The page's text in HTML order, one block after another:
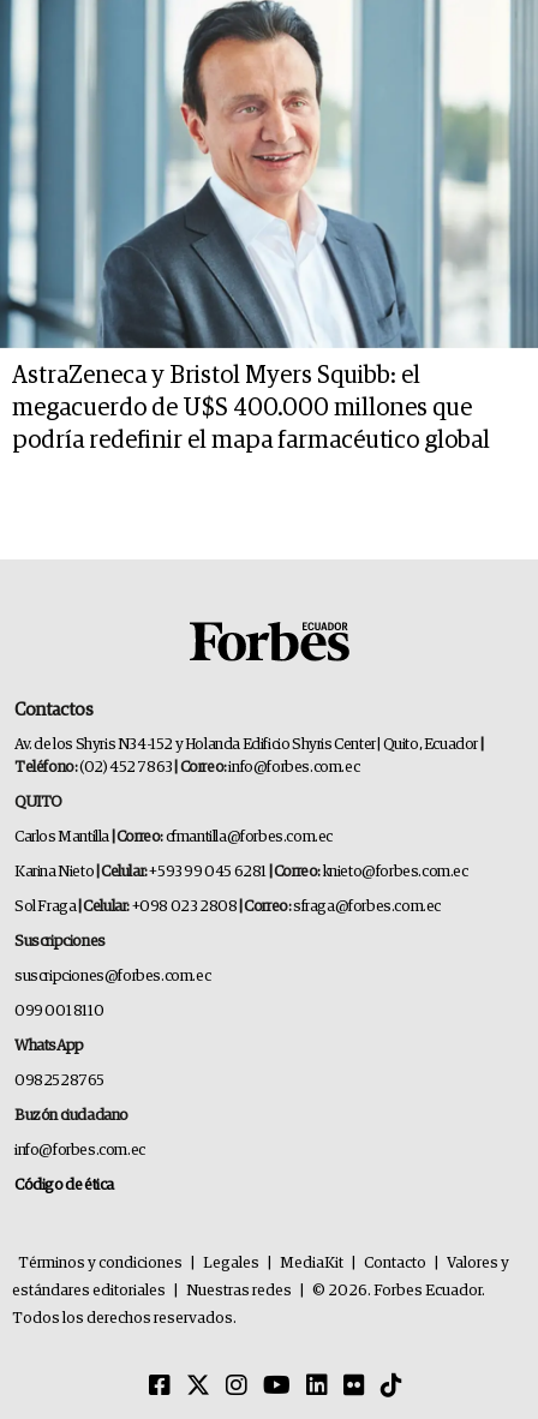
AstraZeneca y Bristol Myers Squibb: el
megacuerdo de U$S 400.000 millones que
podría redefinir el mapa farmacéutico global
Contactos
Av. de los Shyris N34-152 y Holanda Edificio Shyris Center | Quito, Ecuador
Teléfono:(02) 452 7863 | Correo:info@forbes.com.ec
QUITO
Carlos Mantilla | Correo:cfmantilla@forbes.com.ec
Karina Nieto | Celular:+593 99 045 6281 | Correo:knieto@forbes.com.ec
Sol Fraga| Celular:+098 023 2808 | Correo:sfraga@forbes.com.ec
Suscripciones
suscripciones@forbes.com.ec
099 001 8110
WhatsApp
0982528765
Buzón ciudadano
info@forbes.com.ec
Código de ética
Términos y condiciones Legales MediaKit Contacto
Valores y
estándares editoriales
Nuestras redes
© 2026. Forbes Ecuador.
Todos los derechos reservados.